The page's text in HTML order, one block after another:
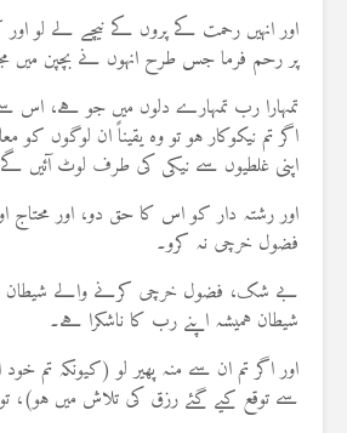
اور انہیں رحمت کے پروں کے نیچے لے لو
پر رحم فرما جس طرح انہوں نے بچپن میں
تمہارا رب تمہارے دلوں میں جو ہے،
اگر تم نیکوکار ہو تو وہ یقیناً ان لوگوں
اپنی غلطیوں سے نیکی کی طرف لوٹ آئیں
اور رشتہ دار کو اس کا حق دو، اور محتاج
فضول خرچی نہ کرو۔
بے شک، فضول خرچی کرنے والے شیطان
شیطان ہمیشہ اپنے رب کا ناشکرا ہے۔
اور اگر تم ان سے منہ پھیر لو (کیونکہ تم
سے توقع کیے گئے رزق کی تلاش میں ہو)،